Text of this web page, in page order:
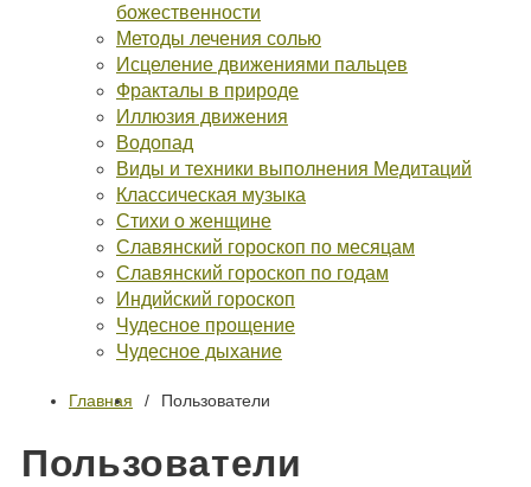
божественности
Методы лечения солью
Исцеление движениями пальцев
Фракталы в природе
Иллюзия движения
Водопад
Виды и техники выполнения Медитаций
Классическая музыка
Стихи о женщине
Славянский гороскоп по месяцам
Славянский гороскоп по годам
Индийский гороскоп
Чудесное прощение
Чудесное дыхание
Главная Пользователи
Пользователи